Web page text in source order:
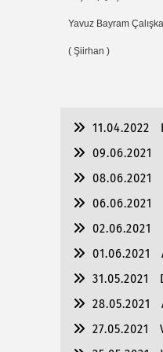
Yavuz Bayram
( Şiirhan )
11.04.2022
09.06.2021
08.06.2021
06.06.2021
02.06.2021
01.06.2021
31.05.2021
28.05.2021
27.05.2021